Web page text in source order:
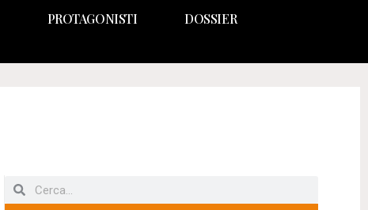
PROTAGONISTI
DOSSIER